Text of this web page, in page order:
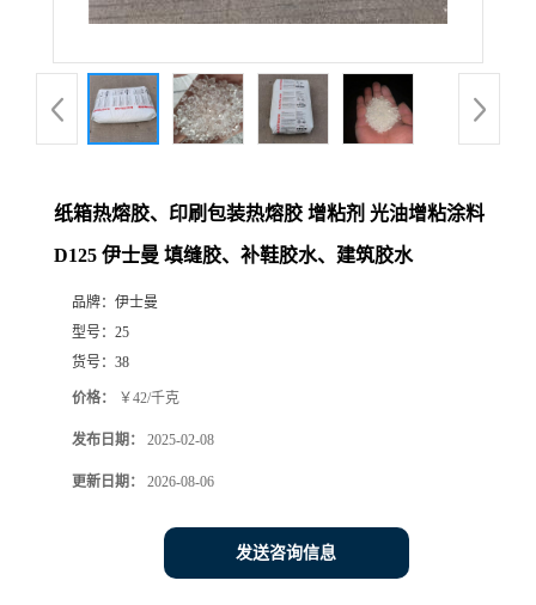
纸箱热熔胶、印刷包装热熔胶 增粘剂 光油增粘涂料
D125 伊士曼 填缝胶、补鞋胶水、建筑胶水
品牌： 伊士曼
型号： 25
货号： 38
价格： ￥42/千克
发布日期： 2025-02-08
更新日期： 2026-08-06
发送咨询信息